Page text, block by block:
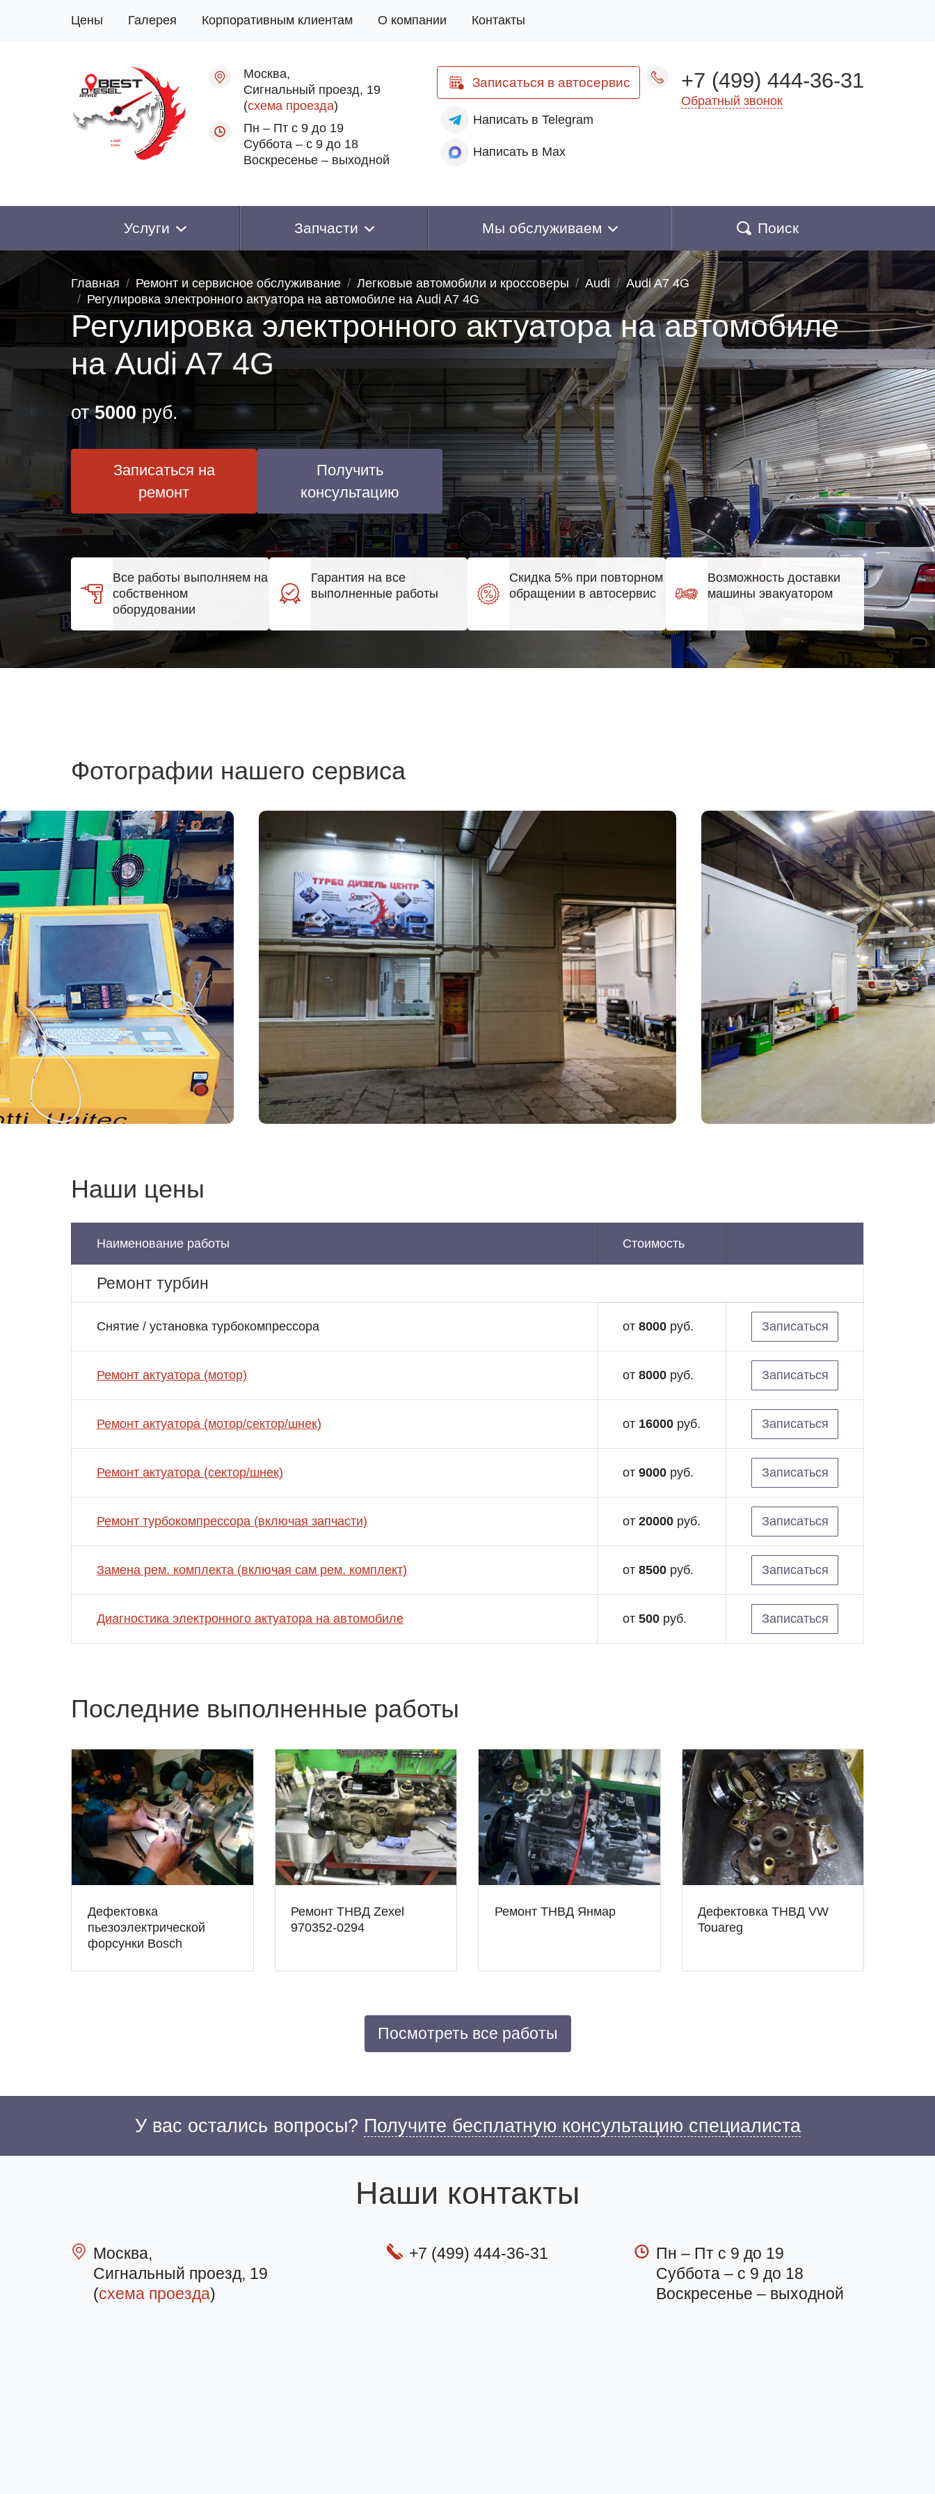
Цены Галерея Корпоративным клиентам О компании Контакты
Москва,
Сигнальный проезд, 19
(схема проезда)
Пн – Пт с 9 до 19
Суббота – с 9 до 18
Воскресенье – выходной
Записаться в автосервис
Написатьв Telegram
Написатьв Max
+7 (499) 444-36-31
Обратный звонок
Услуги Запчасти Мы обслуживаем Поиск
Главная Ремонт и сервисное обслуживание Легковые автомобили и кроссоверы Audi
Audi A7 4G
Регулировка электронного актуатора на автомобиле на Audi A7 4G
Регулировка электронного актуатора на автомобиле
на Audi A7 4G
от5000 руб.
Записаться на
ремонт
Получить
консультацию
Все работы выполняем на
собственном
оборудовании
Гарантия на все
выполненные работы
Скидка 5% при повторном
обращении в автосервис
Возможность доставки
машины эвакуатором
Фотографии нашего сервиса
Наши цены
Наименование работы Стоимость
Ремонт турбин
Снятие / установка турбокомпрессора от 8000 руб. Записаться
Ремонт актуатора (мотор) от 8000 руб. Записаться
Ремонт актуатора (мотор/сектор/шнек) от 16000 руб. Записаться
Ремонт актуатора (сектор/шнек) от 9000 руб. Записаться
Ремонт турбокомпрессора (включая запчасти) от 20000 руб. Записаться
Замена рем. комплекта (включая сам рем. комплект) от 8500 руб. Записаться
Диагностика электронного актуатора на автомобиле от 500 руб. Записаться
Последние выполненные работы
Дефектовка
пьезоэлектрической
форсунки Bosch
Ремонт ТНВД Zexel
970352-0294
Ремонт ТНВД Янмар
Дефектовка ТНВД VW
Touareg
Посмотреть все работы
У вас остались вопросы? Получите бесплатную консультацию специалиста
Наши контакты
Москва,
Сигнальный проезд, 19
(схема проезда)
+7 (499) 444-36-31
Пн – Пт с 9 до 19
Суббота – с 9 до 18
Воскресенье – выходной